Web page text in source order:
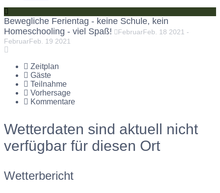
Bewegliche Ferientag - keine Schule, kein
Homeschooling - viel Spaß!
FebruarFeb. 18 2021 -
FebruarFeb. 19 2021
Zeitplan
Gäste
Teilnahme
Vorhersage
Kommentare
Wetterdaten sind aktuell nicht
verfügbar für diesen Ort
Wetterbericht